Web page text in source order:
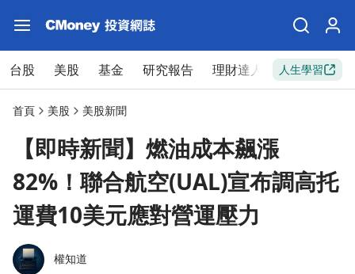
台股 美股 基金 研究報告 理財達人 新手入門
人生學習
首頁 美股 美股新聞
【即時新聞】燃油成本飆漲
82%！聯合航空(UAL)宣布調高托
運費10美元應對營運壓力
權知道